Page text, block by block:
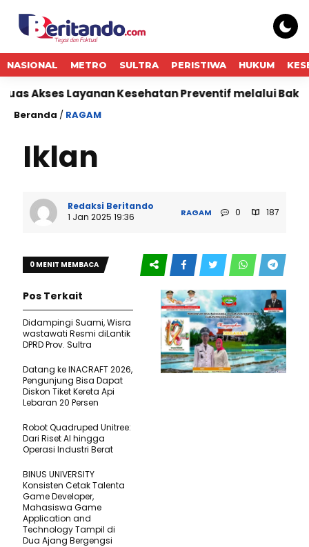
NASIONAL METRO SULTRA PERISTIWA HUKUM
Layanan Kesehatan Preventif melalui Bakti
Beranda / RAGAM
Iklan
Redaksi Beritando
1 Jan 2025 19:36
RAGAM 0 187
0 MENIT MEMBACA
Pos Terkait
Didampingi Suami, Wisra
wastawati Resmi diLantik
DPRD Prov. Sultra
Datang ke INACRAFT 2026,
Pengunjung Bisa Dapat
Diskon Tiket Kereta Api
Lebaran 20 Persen
Robot Quadruped Unitree:
Dari Riset AI hingga
Operasi Industri Berat
BINUS UNIVERSITY
Konsisten Cetak Talenta
Game Developer,
Mahasiswa Game
Application and
Technology Tampil di
Dua Ajang Bergengsi